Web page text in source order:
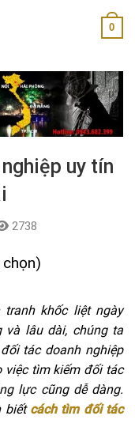
0
uy tín
2738
tranh khốc liệt ngày
và lâu dài, chúng ta
tác doanh nghiệp
việc tìm kiếm đối tác
lực cũng dễ dàng.
biếtcách tìm đối tác